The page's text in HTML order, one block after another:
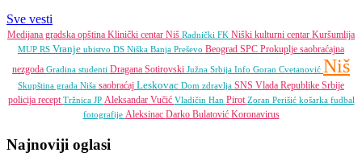
Sve vesti
Medijana gradska opština Klinički centar Niš Radnički FK Niški kulturni centar Kuršumlija
MUP RS Vranje ubistvo DS Niška Banja Preševo Beograd SPC Prokuplje saobraćajna
nezgoda Gradina studenti Dragana Sotirovski Južna Srbija Info Goran Cvetanović Niš
Skupština grada Niša saobraćaj Leskovac Dom zdravlja SNS Vlada Republike Srbije
policija receptTržnica JP Aleksandar Vučić Vladičin Han PirotZoran Perišić košarka fudbal
fotografije Aleksinac Darko Bulatović Koronavirus
Najnoviji oglasi